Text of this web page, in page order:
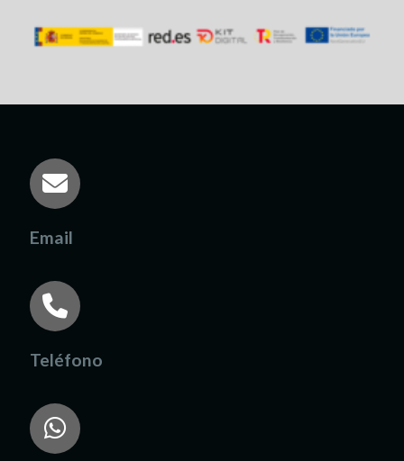
Email
Teléfono